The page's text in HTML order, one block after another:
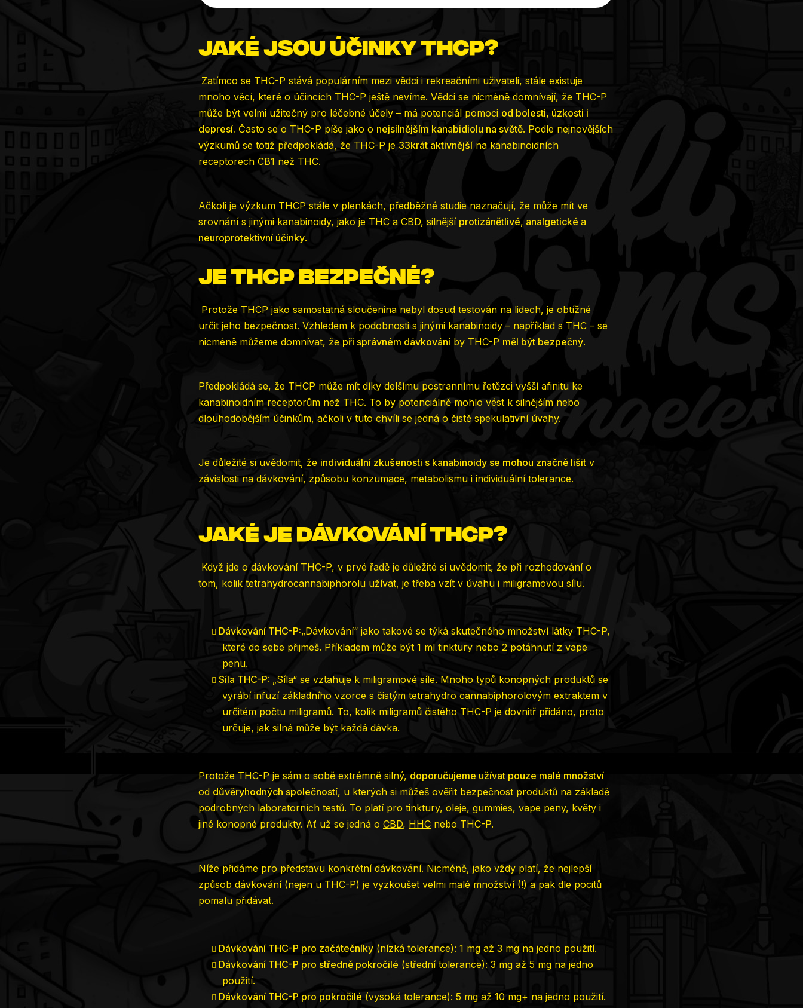
Jaké jsou účinky THCP?
Zatímco se THC-P stává populárním mezi vědci i rekreačními uživateli, stále existuje
mnoho věcí, které o účincích THC-P ještě nevíme. Vědci se nicméně domnívají, že THC-P
může být velmi užitečný pro léčebné účely – má potenciál pomoci od bolesti, úzkosti i
depresí. Často se o THC-P píše jako o nejsilnějším kanabidiolu na světě. Podle nejnovějších
výzkumů se totiž předpokládá, že THC-P je 33krát aktivnější na kanabinoidních
receptorech CB1 než THC.
Ačkoli je výzkum THCP stále v plenkách, předběžné studie naznačují, že může mít ve
srovnání s jinými kanabinoidy, jako je THC a CBD, silnější protizánětlivé, analgetické a
neuroprotektivní účinky.
Je THCP bezpečné?
Protože THCP jako samostatná sloučenina nebyl dosud testován na lidech, je obtížné
určit jeho bezpečnost. Vzhledem k podobnosti s jinými kanabinoidy – například s THC – se
nicméně můžeme domnívat, že při správném dávkování by THC-P měl být bezpečný.
Předpokládá se, že THCP může mít díky delšímu postrannímu řetězci vyšší afinitu ke
kanabinoidním receptorům než THC. To by potenciálně mohlo vést k silnějším nebo
dlouhodobějším účinkům, ačkoli v tuto chvíli se jedná o čistě spekulativní úvahy.
Je důležité si uvědomit, že individuální zkušenosti s kanabinoidy se mohou značně lišit v
závislosti na dávkování, způsobu konzumace, metabolismu i individuální tolerance.
Jaké je dávkování THCP?
Když jde o dávkování THC-P, v prvé řadě je důležité si uvědomit, že při rozhodování o
tom, kolik tetrahydrocannabiphorolu užívat, je třeba vzít v úvahu i miligramovou sílu.
Dávkování THC-P:„Dávkování“ jako takové se týká skutečného množství látky THC-P,
které do sebe přijmeš. Příkladem může být 1 ml tinktury nebo 2 potáhnutí z vape
penu.
Síla THC-P: „Síla“ se vztahuje k miligramové síle. Mnoho typů konopných produktů se
vyrábí infuzí základního vzorce s čistým tetrahydro cannabiphorolovým extraktem v
určitém počtu miligramů. To, kolik miligramů čistého THC-P je dovnitř přidáno, proto
určuje, jak silná může být každá dávka.
Protože THC-P je sám o sobě extrémně silný, doporučujeme užívat pouze malé množství
od důvěryhodných společností, u kterých si můžeš ověřit bezpečnost produktů na základě
podrobných laboratorních testů. To platí pro tinktury, oleje, gummies, vape peny, květy i
jiné konopné produkty. Ať už se jedná o CBD, HHC nebo THC-P.
Níže přidáme pro představu konkrétní dávkování. Nicméně, jako vždy platí, že nejlepší
způsob dávkování (nejen u THC-P) je vyzkoušet velmi malé množství (!) a pak dle pocitů
pomalu přidávat.
Dávkování THC-P pro začátečníky (nízká tolerance): 1 mg až 3 mg na jedno použití.
Dávkování THC-P pro středně pokročilé (střední tolerance): 3 mg až 5 mg na jedno
použití.
Dávkování THC-P pro pokročilé (vysoká tolerance): 5 mg až 10 mg+ na jedno použití.